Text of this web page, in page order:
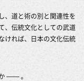
、道と術の別と関連性を
、伝統文化としての武道
ければ、日本の文化伝統
―― 。